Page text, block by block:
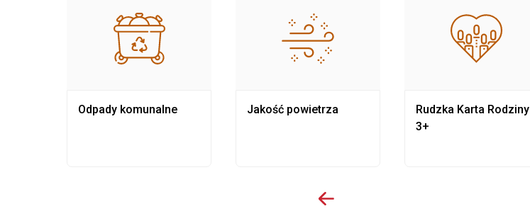
Odpady komunalne Jakość powietrza
Rudzka Karta Rodziny
3+